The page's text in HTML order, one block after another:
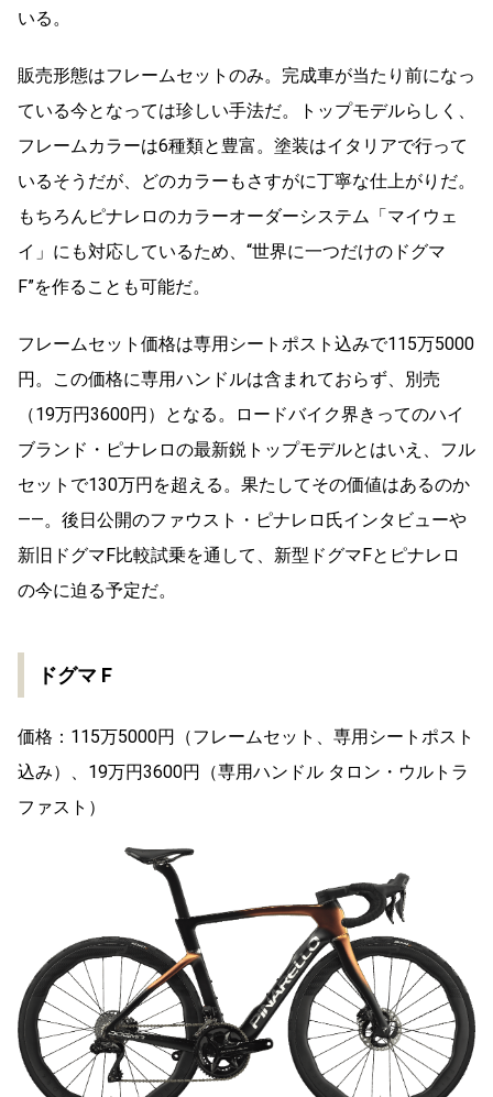
いる。
販売形態はフレームセットのみ。完成車が当たり前になっ
ている今となっては珍しい手法だ。トップモデルらしく、
フレームカラーは6種類と豊富。塗装はイタリアで行って
いるそうだが、どのカラーもさすがに丁寧な仕上がりだ。
もちろんピナレロのカラーオーダーシステム「マイウェ
イ」にも対応しているため、“世界に一つだけのドグマ
F”を作ることも可能だ。
フレームセット価格は専用シートポスト込みで115万5000
円。この価格に専用ハンドルは含まれておらず、別売
（19万円3600円）となる。ロードバイク界きってのハイ
ブランド・ピナレロの最新鋭トップモデルとはいえ、フル
セットで130万円を超える。果たしてその価値はあるのか
――。後日公開のファウスト・ピナレロ氏インタビューや
新旧ドグマF比較試乗を通して、新型ドグマFとピナレロ
の今に迫る予定だ。
ドグマ F
価格：115万5000円（フレームセット、専用シートポスト
込み）、19万円3600円（専用ハンドル タロン・ウルトラ
ファスト）